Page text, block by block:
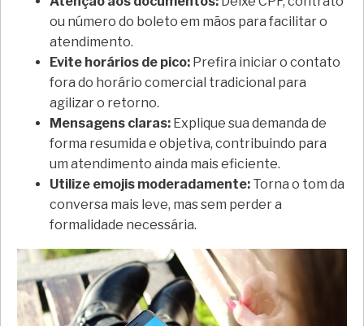
ou número do boleto em mãos para facilitar o
atendimento.
Evite horários de pico: Prefira iniciar o contato
fora do horário comercial tradicional para
agilizar o retorno.
Mensagens claras: Explique sua demanda de
forma resumida e objetiva, contribuindo para
um atendimento ainda mais eficiente.
Utilize emojis moderadamente: Torna o tom da
conversa mais leve, mas sem perder a
formalidade necessária.